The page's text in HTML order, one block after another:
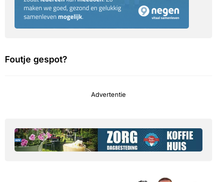
Foutje gespot?
Advertentie